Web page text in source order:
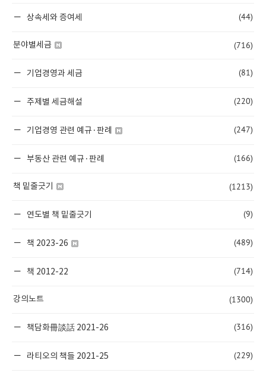
상속세와 증여세 (44)
분야별세금 (716)
기업경영과 세금 (81)
주제별 세금해설 (220)
기업경영 관련 예규·판례 (247)
부동산 관련 예규·판례 (166)
책 밑줄긋기 (1213)
연도별 책 밑줄긋기 (9)
책 2023-26 (489)
책 2012-22 (714)
강의노트 (1300)
책담화冊談話 2021-26 (316)
라티오의 책들 2021-25 (229)